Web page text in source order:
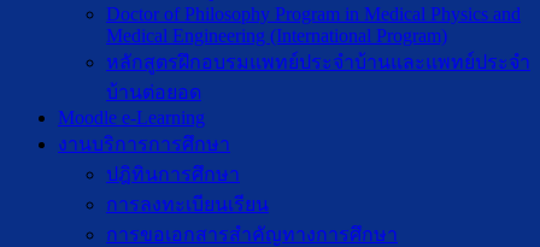
Doctor of Philosophy Program in Medical Physics and
Medical Engineering (International Program)
หลักสูตรฝึกอบรมแพทย์ประจำบ้านและแพทย์ประจำ
บ้านต่อยอด
Moodle e-Learning
งานบริการการศึกษา
ปฎิทินการศึกษา
การลงทะเบียนเรียน
การขอเอกสารสำคัญทางการศึกษา